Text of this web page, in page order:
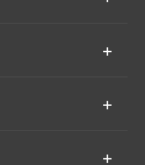
質問